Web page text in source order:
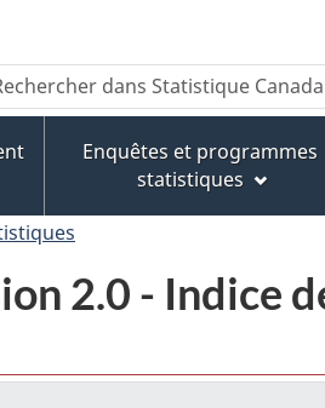
Enquêtes et programmes
statistiques
2.0 - Indice